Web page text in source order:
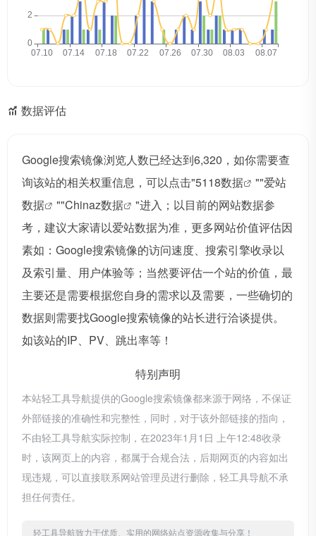
数据评估
Google搜索镜像浏览人数已经达到6,320，如你需要查
询该站的相关权重信息，可以点击"5118数据 ""爱站
数据
""Chinaz数据
"进入；以目前的网站数据参
考，建议大家请以爱站数据为准，更多网站价值评估因
素如：Google搜索镜像的访问速度、搜索引擎收录以
及索引量、用户体验等；当然要评估一个站的价值，最
主要还是需要根据您自身的需求以及需要，一些确切的
数据则需要找Google搜索镜像的站长进行洽谈提供。
如该站的IP、PV、跳出率等！
特别声明
本站轻工具导航提供的Google搜索镜像都来源于网络，不保证
外部链接的准确性和完整性，同时，对于该外部链接的指向，
不由轻工具导航实际控制，在2023年1月1日 上午12:48收录
时，该网页上的内容，都属于合规合法，后期网页的内容如出
现违规，可以直接联系网站管理员进行删除，轻工具导航不承
担任何责任。
轻工具导航致力于优质、实用的网络站点资源收集与分享！